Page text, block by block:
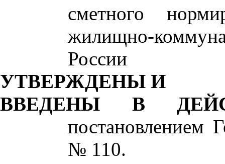
сметного
жилищно-
России
УТВЕРЖДЕНЫ И
ВВЕДЕНЫ В
постановлением
№ 110.